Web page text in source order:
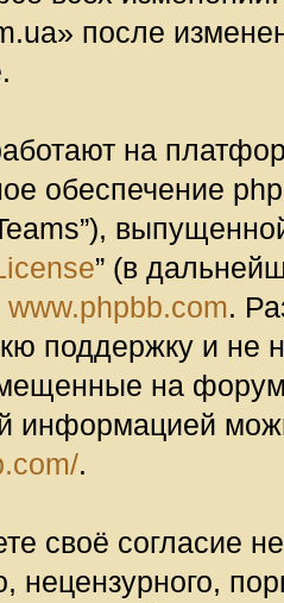
после
на
обеспечение
” (в
www.phpbb.com.
поддержку и не
на
информацией
.
своё согласие
нецензурного,